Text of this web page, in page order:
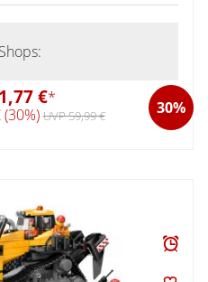
€* 30%
(30%)UVP 59,99 €